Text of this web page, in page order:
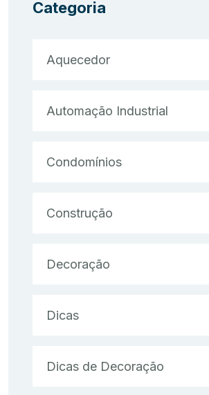
Categoria
Aquecedor
Automação Industrial
Condomínios
Construção
Decoração
Dicas
Dicas de Decoração